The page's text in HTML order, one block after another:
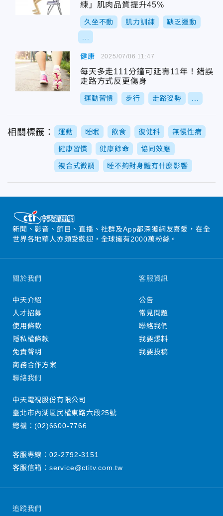
練」肌肉品質提升45%
久坐不動 肌力訓練 缺乏運動
健康
每天多走111分鐘可延壽11年！錯誤
走路方式反更傷身
運動習慣 步行 走路姿勢
2025/07/06 11:47
相關標籤： 運動 睡眠 飲食 復健科 無慢性病
健康習慣 健康餘命 協同效應
複合式微調 睡不夠對身體有什麼影響
新聞、影音、節目、直播、社群及App都深獲網友喜愛，在全
世界各地華人亦頗受歡迎，全球擁有2000萬粉絲。
追蹤我們
關於我們
中天介紹
人才招募
使用條款
隱私權條款
免責聲明
商務合作方案
客服資訊
公告
常見問題
聯絡我們
我要爆料
我要投稿
聯絡我們
中天電視股份有限公司
臺北市內湖區民權東路六段25號
總機：(02)6600-7766
客服專線： 02-2792-3151
客服信箱： service@ctitv.com.tw